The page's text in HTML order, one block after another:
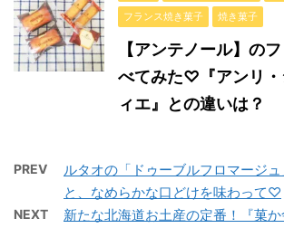
フランス焼き菓子
焼き菓子
【アンテノール】の
べてみた♡『アンリ・
ィエ』との違いは？
PREV
ルタオの「ドゥーブルフロマージ
と、なめらかな口どけを味わって♡
NEXT
新たな北海道お土産の定番！『菓